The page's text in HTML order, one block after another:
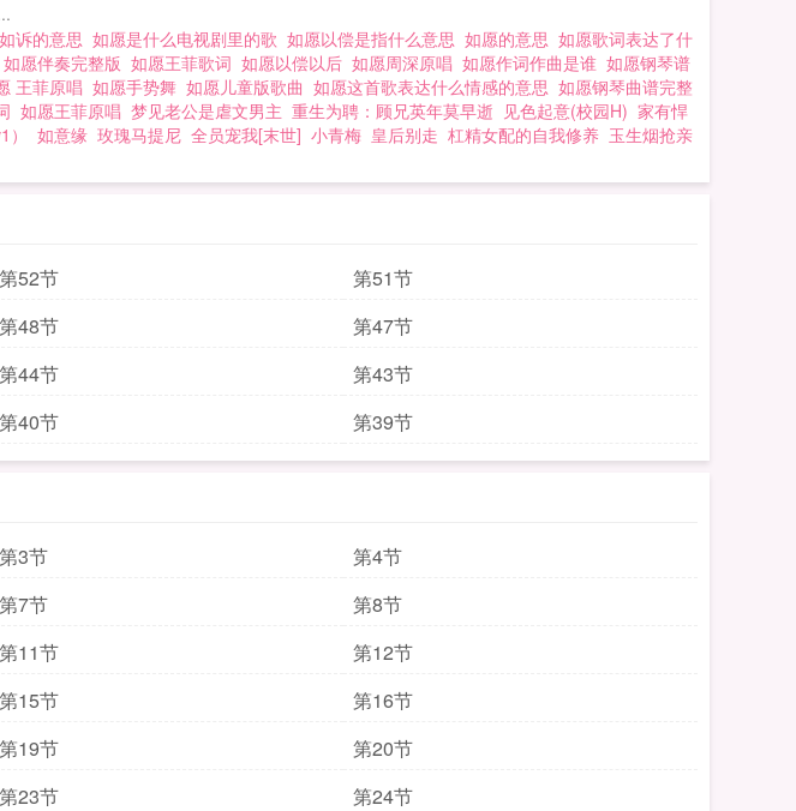
诉的意思 如愿是什么电视剧里的歌 如愿以偿是指什么意思 如愿的意思 如愿歌词表达了什
如愿伴奏完整版 如愿王菲歌词 如愿以偿以后 如愿周深原唱 如愿作词作曲是谁 如愿钢琴谱
王菲原唱 如愿手势舞 如愿儿童版歌曲 如愿这首歌表达什么情感的意思 如愿钢琴曲谱完整
如愿王菲原唱 梦见老公是虐文男主 重生为聘：顾兄英年莫早逝 见色起意(校园H) 家有悍
如意缘 玫瑰马提尼 全员宠我[末世] 小青梅 皇后别走 杠精女配的自我修养 玉生烟抢亲
第52节
第51节
第48节
第47节
第44节
第43节
第40节 第39节
第3节
第4节
第7节
第8节
第11节
第12节
第15节
第16节
第19节
第20节
第23节
第24节